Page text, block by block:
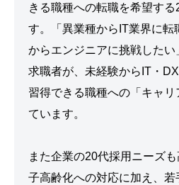
きる職種への転職を希望す
す。「異業種からIT業界に転
からエンジニアに挑戦した
求職者が、未経験からIT・
習得できる職種への「キャ
ています。
また企業の20代採用ニーズ
子高齢化への対応に加え、